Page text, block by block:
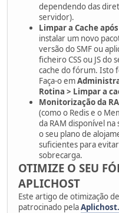
dependendo das
servidor).
Limpar a Cache
instalar um novo
versão do SMF ou
ficheiro CSS ou JS
cache do fórum. Isto
Faça-o em
Rotina > Limpar a
Monitorização da
(como o Redis e o
da RAM disponível
o seu plano de
suficientes para
sobrecarga.
OTIMIZE O SEU
APLICHOST
Este artigo de otimização
patrocinado pela